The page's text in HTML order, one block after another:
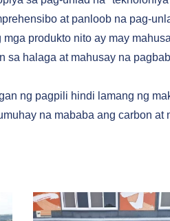
at panloob na pag-
produkto nito ay may
halaga at mahusay na
ng pagpili hindi lamang ng
na mababa ang carbon